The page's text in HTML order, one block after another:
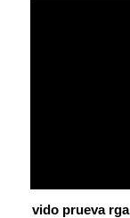
vido prueva rga